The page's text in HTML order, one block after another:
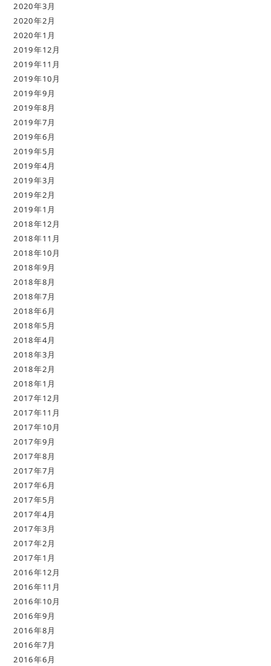
2020年3月
2020年2月
2020年1月
2019年12月
2019年11月
2019年10月
2019年9月
2019年8月
2019年7月
2019年6月
2019年5月
2019年4月
2019年3月
2019年2月
2019年1月
2018年12月
2018年11月
2018年10月
2018年9月
2018年8月
2018年7月
2018年6月
2018年5月
2018年4月
2018年3月
2018年2月
2018年1月
2017年12月
2017年11月
2017年10月
2017年9月
2017年8月
2017年7月
2017年6月
2017年5月
2017年4月
2017年3月
2017年2月
2017年1月
2016年12月
2016年11月
2016年10月
2016年9月
2016年8月
2016年7月
2016年6月